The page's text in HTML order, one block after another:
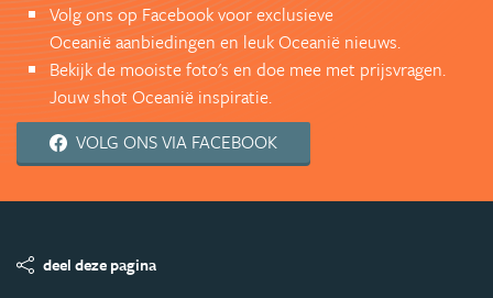
Volg ons op Facebook voor exclusieve
Oceanië aanbiedingen en leuk Oceanië nieuws.
Bekijk de mooiste foto's en doe mee met prijsvragen.
Jouw shot Oceanië inspiratie.
VOLG ONS VIA FACEBOOK
deel deze pagina